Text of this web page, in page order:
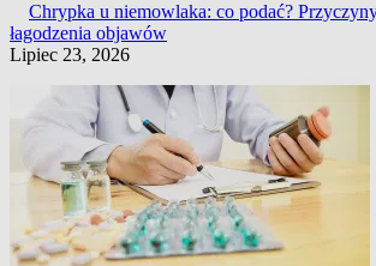
Chrypka u niemowlaka: co podać?
łagodzenia objawów
Lipiec 23, 2026